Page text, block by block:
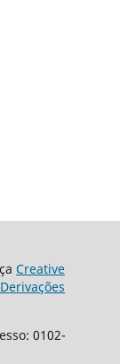
Creative
0102-